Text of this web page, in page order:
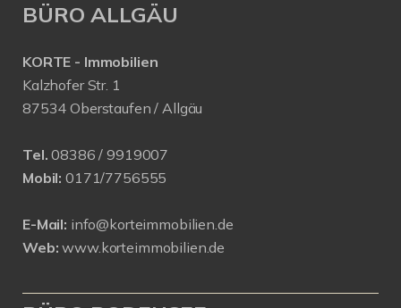
BÜRO ALLGÄU
KORTE - Immobilien
Kalzhofer Str. 1
87534 Oberstaufen / Allgäu
Tel. 08386 / 9919007
Mobil: 0171/7756555
E-Mail: info@korteimmobilien.de
Web: www.korteimmobilien.de